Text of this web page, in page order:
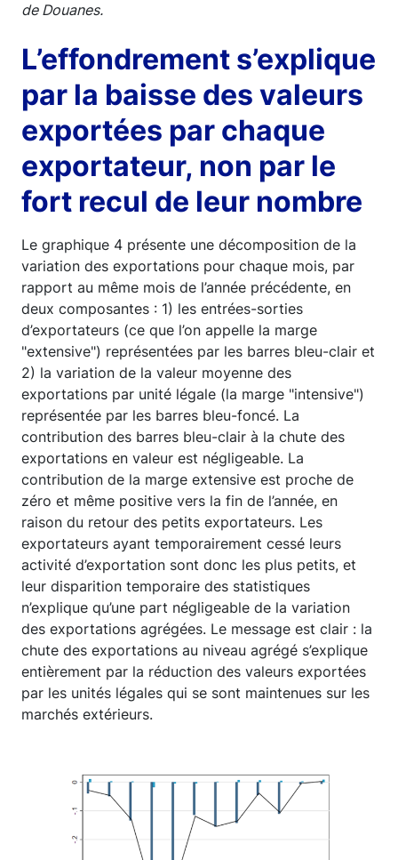
de Douanes.
L’effondrement s’explique
par la baisse des valeurs
exportées par chaque
exportateur, non par le
fort recul de leur nombre
Le graphique 4 présente une décomposition de la
variation des exportations pour chaque mois, par
rapport au même mois de l’année précédente, en
deux composantes : 1) les entrées-sorties
d’exportateurs (ce que l’on appelle la marge
"extensive") représentées par les barres bleu-clair et
2) la variation de la valeur moyenne des
exportations par unité légale (la marge "intensive")
représentée par les barres bleu-foncé. La
contribution des barres bleu-clair à la chute des
exportations en valeur est négligeable. La
contribution de la marge extensive est proche de
zéro et même positive vers la fin de l’année, en
raison du retour des petits exportateurs. Les
exportateurs ayant temporairement cessé leurs
activité d’exportation sont donc les plus petits, et
leur disparition temporaire des statistiques
n’explique qu’une part négligeable de la variation
des exportations agrégées. Le message est clair : la
chute des exportations au niveau agrégé s’explique
entièrement par la réduction des valeurs exportées
par les unités légales qui se sont maintenues sur les
marchés extérieurs.